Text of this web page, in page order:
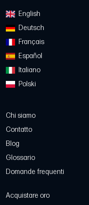
English
Deutsch
Français
Español
Italiano
Polski
Chi siamo
Contatto
Blog
Glossario
Domande frequenti
Acquistare oro